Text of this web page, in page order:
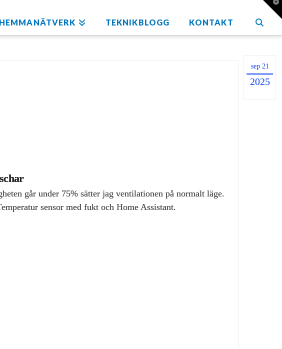
HEMMANÄTVERK TEKNIKBLOGG KONTAKT
sep 21
2025
går under 75% sätter jag ventilationen på normalt läge.
sensor med fukt och Home Assistant.